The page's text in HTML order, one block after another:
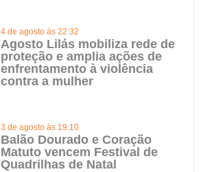
4 de agosto às 22:32
Agosto Lilás mobiliza rede de
proteção e amplia ações de
enfrentamento à violência
contra a mulher
3 de agosto às 19:10
Balão Dourado e Coração
Matuto vencem Festival de
Quadrilhas de Natal